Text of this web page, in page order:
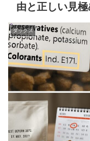
由と正しい見
ダックス